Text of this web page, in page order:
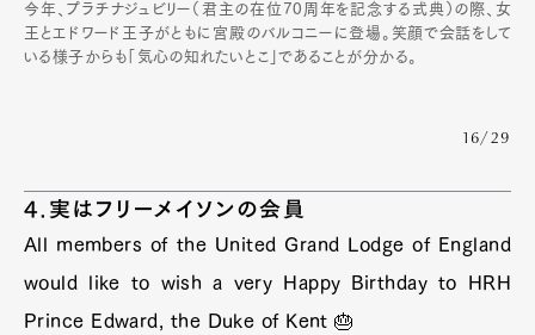
今年、プラチナジュビリー（君主の在位70周年を記念する式典）の際、女
王とエドワード王子がともに宮殿のバルコニーに登場。笑顔で会話をして
いる様子からも「気心の知れたいとこ」であることが分かる。
16/29
4.実はフリーメイソンの会員
All members of the United Grand Lodge of England
would like to wish a very Happy Birthday to HRH
Prince Edward, the Duke of Kent 🎂